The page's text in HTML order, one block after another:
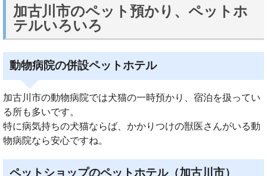
加古川市のペット預かり、ペットホ
テルいろいろ
動物病院の併設ペットホテル
加古川市の動物病院では犬猫の一時預かり、宿泊を扱ってい
る所も多いです。
特に病気持ちの犬猫ならば、かかりつけの獣医さんがいる動
物病院なら安心ですね。
ペットショップのペットホテル（加古川市）